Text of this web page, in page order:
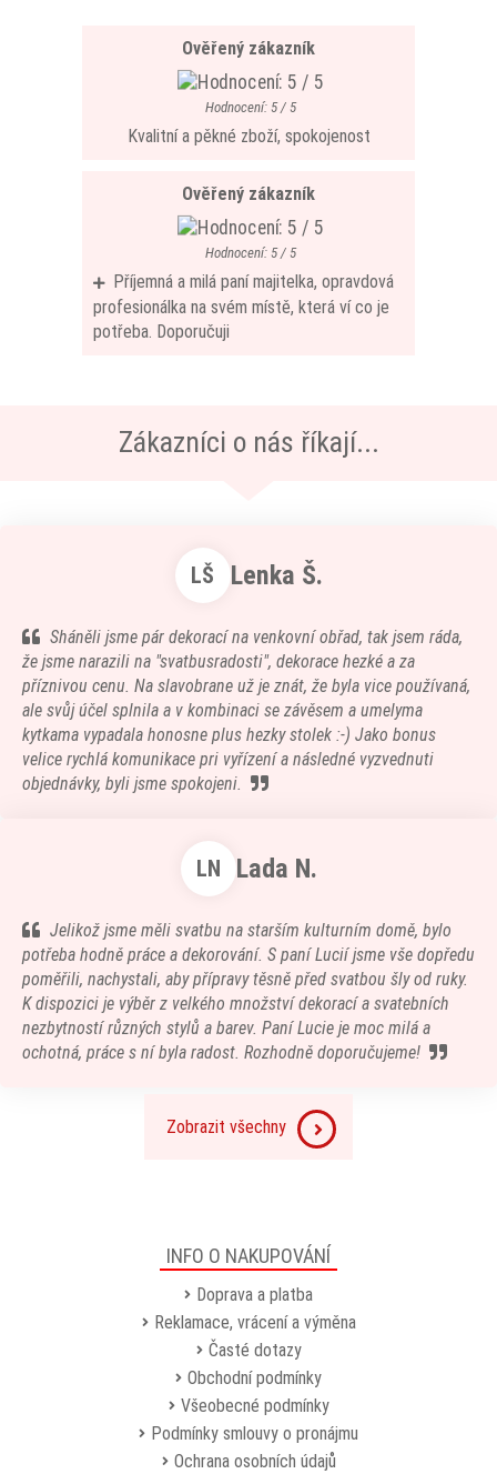
Ověřený zákazník
Hodnocení: 5 / 5
Kvalitní a pěkné zboží, spokojenost
Ověřený zákazník
Hodnocení: 5 / 5
Příjemná a milá paní majitelka, opravdová
profesionálka na svém místě, která ví co je
potřeba. Doporučuji
Zákazníci o nás říkají...
LŠ Lenka Š.
Sháněli jsme pár dekorací na venkovní obřad, tak jsem ráda,
že jsme narazili na "svatbusradosti", dekorace hezké a za
příznivou cenu. Na slavobrane už je znát, že byla vice používaná,
ale svůj účel splnila a v kombinaci se závěsem a umelyma
kytkama vypadala honosne plus hezky stolek :-) Jako bonus
velice rychlá komunikace pri vyřízení a následné vyzvednuti
objednávky, byli jsme spokojeni.
LN Lada N.
Jelikož jsme měli svatbu na starším kulturním domě, bylo
potřeba hodně práce a dekorování. S paní Lucií jsme vše dopředu
poměřili, nachystali, aby přípravy těsně před svatbou šly od ruky.
K dispozici je výběr z velkého množství dekorací a svatebních
nezbytností různých stylů a barev. Paní Lucie je moc milá a
ochotná, práce s ní byla radost. Rozhodně doporučujeme!
Zobrazit všechny
INFO O NAKUPOVÁNÍ
Doprava a platba
Reklamace, vrácení a výměna
Časté dotazy
Obchodní podmínky
Všeobecné podmínky
Podmínky smlouvy o pronájmu
Ochrana osobních údajů